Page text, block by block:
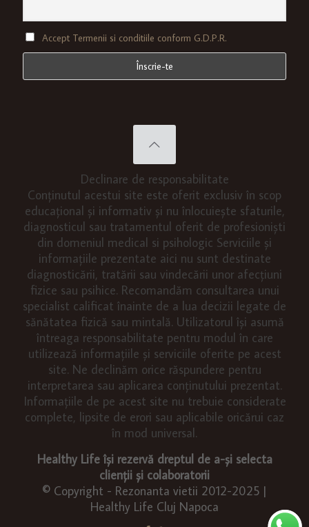
Accept Termenii si conditiile conform G.D.P.R.
Declinare de responsabilitate
Conținutul acestui site este oferit exclusiv în scop
educațional și informativ și nu înlocuiește sfaturile,
diagnosticul sau tratamentul oferit de profesioniști
din domeniul medical si psihologic Serviciile și
informațiile prezentate aici nu sunt destinate
diagnosticării, tratării sau vindecării unor afecțiuni
fizice sau psihice. Recomandăm consultarea unui
specialist calificat înainte de a lua decizii legate de
sănătatea fizică sau mintală. Utilizatorul își asumă
întreaga responsabilitate pentru modul în care
utilizează informațiile și serviciile oferite pe acest
site. Ne declinăm orice răspundere pentru
interpretarea sau aplicarea conținutului prezentat.
Informațiile de pe acest site nu trebuie considerate
complete, lipsite de erori sau aplicabile oricărui caz
în mod universal.
Healthy Life își rezervă dreptul de a-și selecta
clienții și colaboratorii
© Copyright - Rezonanta vietii 2012-2025 |
Healthy Life Cluj Napoca